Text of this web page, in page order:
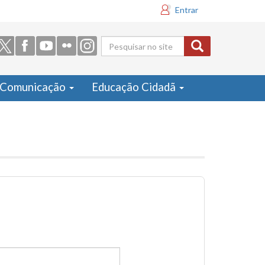
Entrar
Formulário
de busca
Comunicação Educação Cidadã